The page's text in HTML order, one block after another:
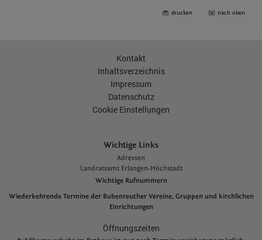
drucken nach oben
Kontakt
Inhaltsverzeichnis
Impressum
Datenschutz
Cookie Einstellungen
Wichtige Links
Adressen
Landratsamt Erlangen-Höchstadt
Wichtige Rufnummern
Wiederkehrende Termine der Bubenreuther Vereine, Gruppen und kirchlichen
Einrichtungen
Öffnungszeiten